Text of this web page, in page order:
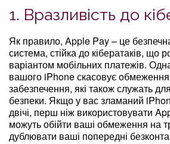
1. Вразливість до
Як правило, Apple Pay – це
система, стійка до кібератаків, що
варіантом мобільних платежів.
вашого iPhone скасовує
забезпечення, які також служать
безпеки. Якщо у вас зламаний
двічі, перш ніж використовувати
можуть обійти ваші обмеження на
дублювати ваші попередні